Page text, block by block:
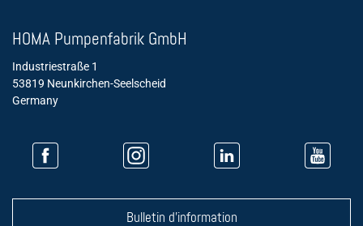
HOMA Pumpenfabrik GmbH
Industriestraße 1
53819 Neunkirchen-Seelscheid
Germany
Bulletin d'information